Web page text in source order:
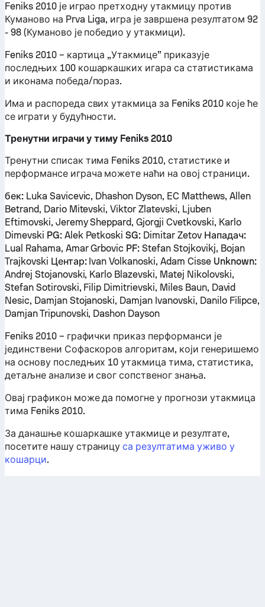
Feniks 2010 је играо претходну утакмицу против
Куманово на Prva Liga, игра је завршена резултатом 92
- 98 (Куманово је победио у утакмици).
Feniks 2010 – картица „Утакмице” приказује
последњих 100 кошаркашких игара са статистикама
и иконама победа/пораз.
Има и распореда свих утакмица за Feniks 2010 које ће
се играти у будућности.
Тренутни играчи у тиму Feniks 2010
Тренутни списак тима Feniks 2010, статистике и
перформансе играча можете наћи на овој страници.
бек:Luka Savicevic, Dhashon Dyson, EC Matthews, Allen
Betrand, Dario Mitevski, Viktor Zlatevski, Ljuben
Eftimovski, Jeremy Sheppard, Gjorgji Cvetkovski, Karlo
Dimevski PG:Alek PetkoskiSG: Dimitar Zetov Нападач:
Lual Rahama, Amar Grbovic PF: Stefan Stojkovikj, Bojan
Trajkovski Центар:Ivan Volkanoski, Adam Cisse Unknown:
Andrej Stojanovski, Karlo Blazevski, Matej Nikolovski,
Stefan Sotirovski, Filip Dimitrievski, Miles Baun, David
Nesic, Damjan Stojanoski, Damjan Ivanovski, Danilo Filipce,
Damjan Tripunovski, Dashon Dayson
Feniks 2010 – графички приказ перформанси је
јединствени Софаскоров алгоритам, који генеришемо
на основу последњих 10 утакмица тима, статистика,
детаљне анализе и свог сопственог знања.
Овај графикон може да помогне у прогнози утакмица
тима Feniks 2010.
За данашње кошаркашке утакмице и резултате,
посетите нашу страницуса резултатима уживо у
кошарци.